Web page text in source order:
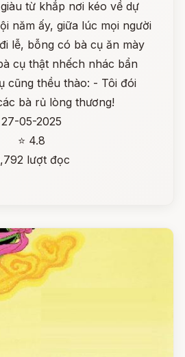
từ khắp nơi kéo về dự
năm ấy, giữa lúc mọi người
lễ, bỗng có bà cụ ăn mày
cụ thật nhếch nhác bẩn
cũng thều thào: - Tôi đói
bà rủ lòng thương!
27-05-2025
⭐ 4.8
lượt đọc